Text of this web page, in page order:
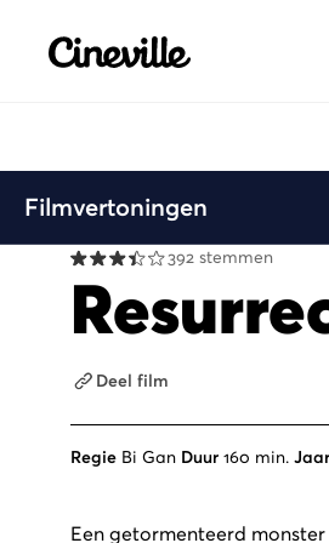
Cineville Logo
Filmvertoningen
392 stemmen
Deel film
Regie Bi Gan Duur 160 min. Jaar
Een getormenteerd